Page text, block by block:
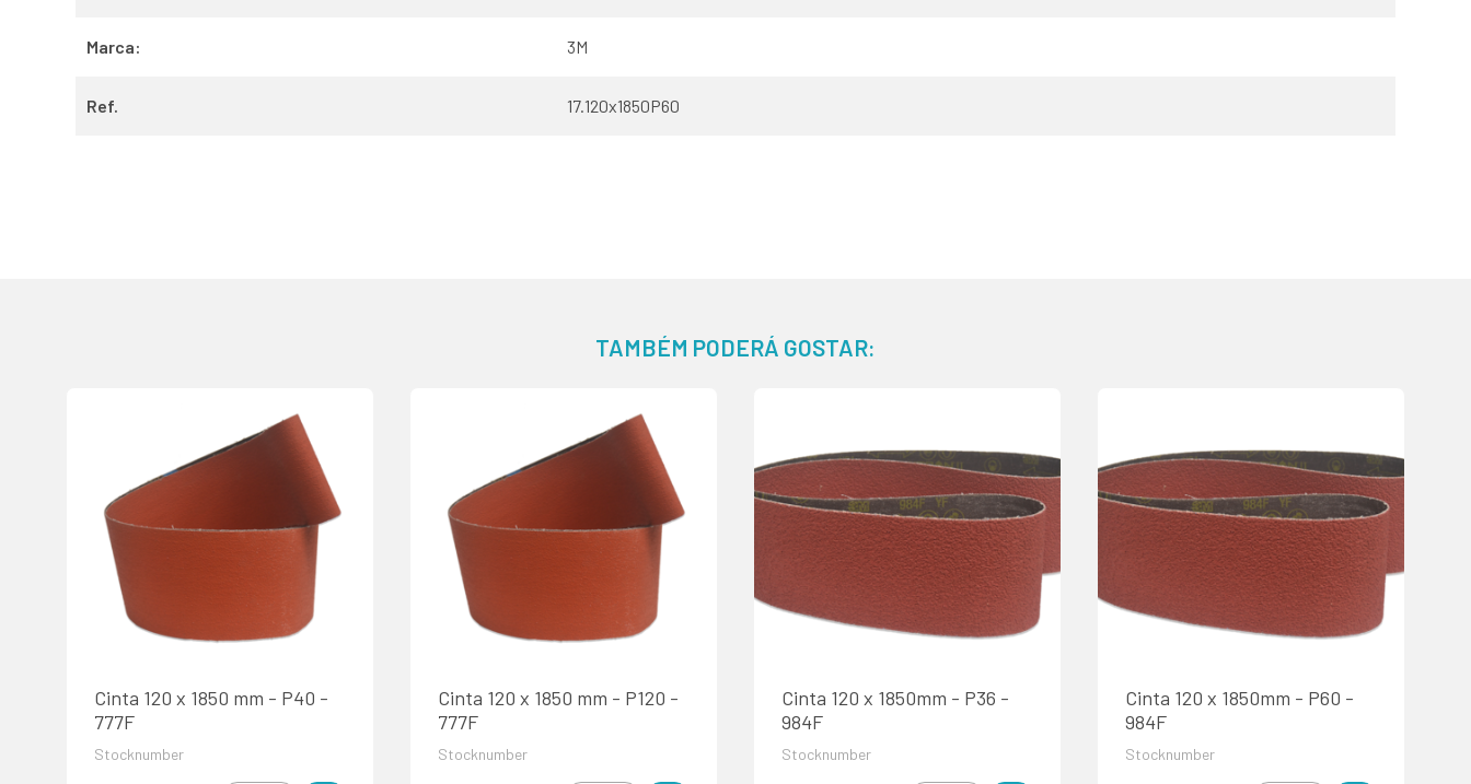
Marca: 3M
Ref. 17.120x1850P60
TAMBÉM PODERÁ GOSTAR:
Cinta 120 x 1850 mm - P40 -
777F
Stocknumber
Cinta 120 x 1850 mm - P120 -
777F
Stocknumber
Cinta 120 x 1850mm - P36 -
984F
Stocknumber
Cinta 120 x 1850mm - P60 -
984F
Stocknumber